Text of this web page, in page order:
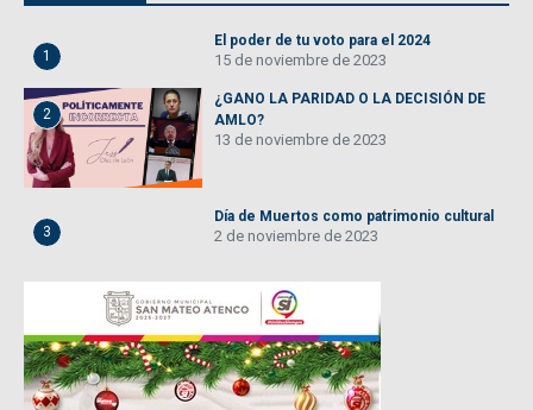
1
El poder de tu voto para el 2024
15 de noviembre de 2023
2
¿GANO LA PARIDAD O LA DECISIÓN DE
AMLO?
13 de noviembre de 2023
3
Día de Muertos como patrimonio cultural
2 de noviembre de 2023